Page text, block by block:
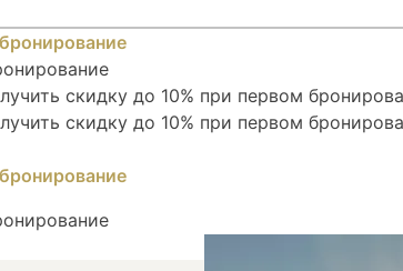
скидку до 10% при первом
скидку до 10% при первом